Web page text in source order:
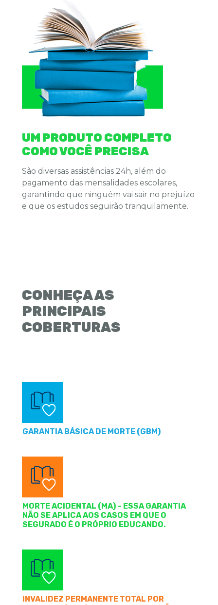
UM PRODUTO COMPLETO
COMO VOCÊ PRECISA
São diversas assistências 24h, além do
pagamento das mensalidades escolares,
garantindo que ninguém vai sair no prejuízo
e que os estudos seguirão tranquilamente.
CONHEÇA AS
PRINCIPAIS
COBERTURAS
GARANTIA BÁSICA DE MORTE (GBM)
MORTE ACIDENTAL (MA) – ESSA GARANTIA
NÃO SE APLICA AOS CASOS EM QUE O
SEGURADO É O PRÓPRIO EDUCANDO.
INVALIDEZ PERMANENTE TOTAL POR